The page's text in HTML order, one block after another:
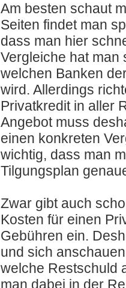
Am besten schaut
Seiten findet man
dass man hier
Vergleiche hat man
welchen Banken
wird. Allerdings
Privatkredit in aller
Angebot muss
einen konkreten
wichtig, dass man
Tilgungsplan
Zwar gibt auch
Kosten für einen
Gebühren ein.
und sich
welche Restschuld
man dabei in der